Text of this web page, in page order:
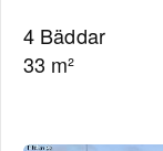
4 Bäddar
33 m²